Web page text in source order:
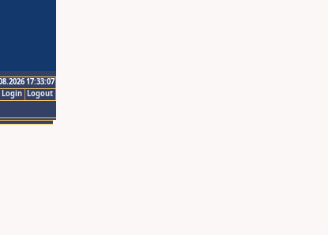
17:33:07
Logout
Login